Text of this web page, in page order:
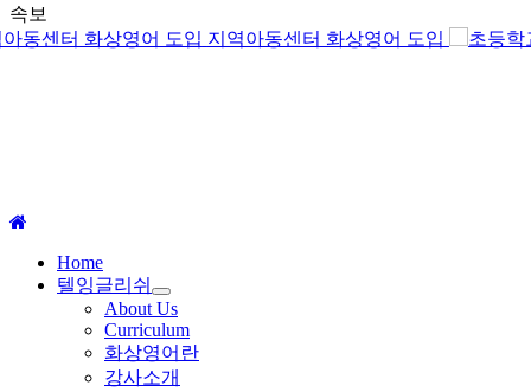
속보
지역아동센터 화상영어 도입
Home
텔잉글리쉬
About Us
Curriculum
화상영어란
강사소개